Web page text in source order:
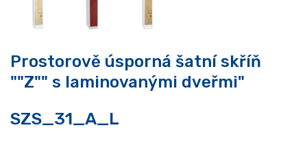
Prostorově úsporná šatní skříň
""Z"" s laminovanými dveřmi"
SZS_31_A_L